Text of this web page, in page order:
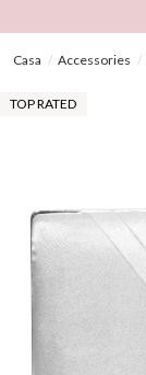
Casa Accessories
TOP RATED